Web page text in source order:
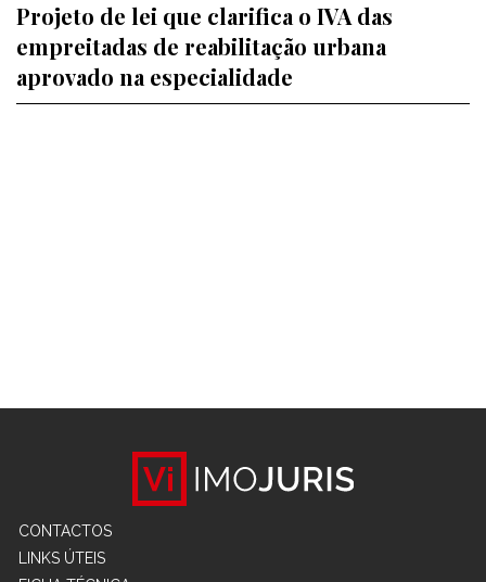
Projeto de lei que clarifica o IVA das
empreitadas de reabilitação urbana
aprovado na especialidade
CONTACTOS
LINKS ÚTEIS